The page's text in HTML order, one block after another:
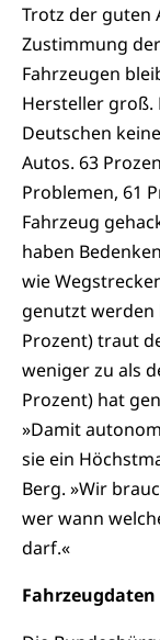
Trotz der guten
Zustimmung
Fahrzeugen
Hersteller groß.
Deutschen
Autos. 63
Problemen, 61
Fahrzeug
haben
wie
genutzt werden
Prozent) traut
weniger zu als
Prozent) hat
»Damit
sie ein
Berg. »Wir
wer wann
darf.«